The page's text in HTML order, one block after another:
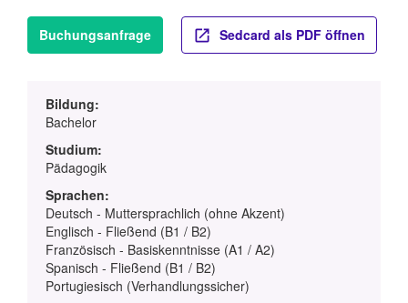
Buchungsanfrage Sedcard als PDF öffnen
Bildung:
Bachelor
Studium:
Pädagogik
Sprachen:
Deutsch - Muttersprachlich (ohne Akzent)
Englisch - Fließend (B1 / B2)
Französisch - Basiskenntnisse (A1 / A2)
Spanisch - Fließend (B1 / B2)
Portugiesisch (Verhandlungssicher)